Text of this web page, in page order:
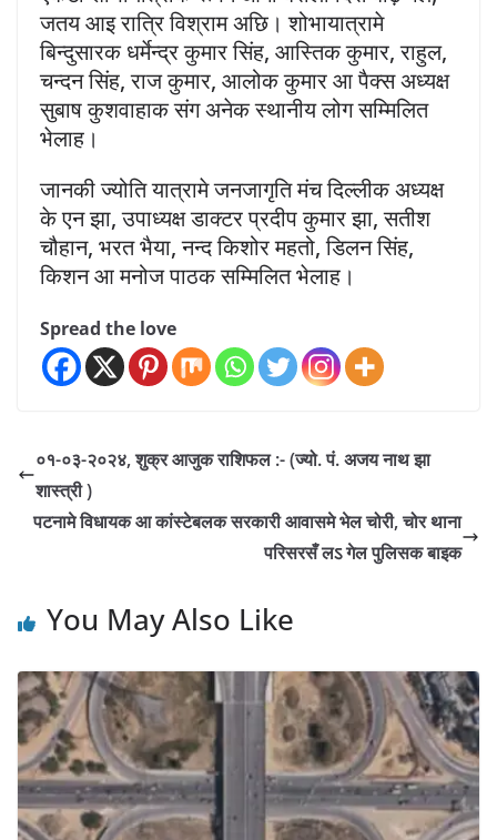
जतय आइ रात्रि विश्राम अछि। शोभायात्रामे
बिन्दुसारक धर्मेन्द्र कुमार सिंह, आस्तिक कुमार, राहुल,
चन्दन सिंह, राज कुमार, आलोक कुमार आ पैक्स अध्यक्ष
सुबाष कुशवाहाक संग अनेक स्थानीय लोग सम्मिलित
भेलाह।
जानकी ज्योति यात्रामे जनजागृति मंच दिल्लीक अध्यक्ष
के एन झा, उपाध्यक्ष डाक्टर प्रदीप कुमार झा, सतीश
चौहान, भरत भैया, नन्द किशोर महतो, डिलन सिंह,
किशन आ मनोज पाठक सम्मिलित भेलाह।
Spread the love
०१-०३-२०२४, शुक्र आजुक राशिफल :- (ज्यो. पं. अजय नाथ झा
शास्त्री )
पटनामे विधायक आ कांस्टेबलक सरकारी आवासमे भेल चोरी, चोर थाना
परिसरसँ लऽ गेल पुलिसक बाइक
You May Also Like